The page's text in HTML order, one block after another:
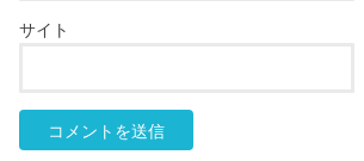
サイト